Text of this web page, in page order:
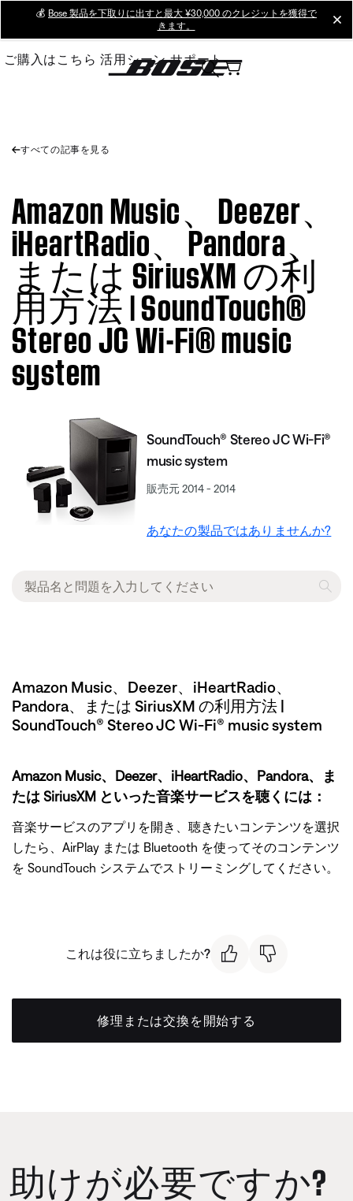
Main
💰 Bose 製品を下取りに出すと最大 ¥30,000 のクレジットを獲得で
きます。
ご購入はこちら 活用シーン サポート
すべての記事を見る
Amazon Music、Deezer、
iHeartRadio、Pandora、
または SiriusXM の利
用方法 | SoundTouch®
Stereo JC Wi-Fi® music
system
SoundTouch® Stereo JC Wi-Fi®
music system
販売元 2014 - 2014
あなたの製品ではありませんか?
Amazon Music、Deezer、iHeartRadio、
Pandora、または SiriusXM の利用方法 |
SoundTouch® Stereo JC Wi-Fi® music system
Amazon Music、Deezer、iHeartRadio、Pandora、ま
たは SiriusXM といった音楽サービスを聴くには：
音楽サービスのアプリを開き、聴きたいコンテンツを選択
したら、AirPlay または Bluetooth を使ってそのコンテンツ
を SoundTouch システムでストリーミングしてください。
これは役に立ちましたか?
修理または交換を開始する
助けが必要ですか?